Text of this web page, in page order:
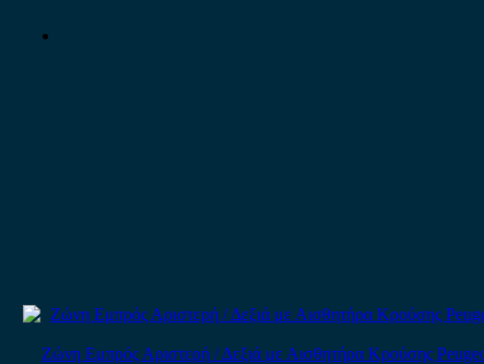
Ζώνη Εμπρός Αριστερή / Δεξιά με Αισθητήρα Κρούσης